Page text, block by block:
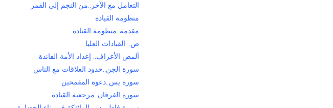
التعامل مع الآخر..من النجم إلى القمر
منظومة القيادة
مقدمة..منظومة القيادة
ص.. القيادات العليا
ألمص الأعراف.. إعداد الأمة القائدة
سورة الجن..حدود العلاقات مع الناس
سورة يس..دعوة المقمحين
سورة الفرقان..مرجعية القيادة